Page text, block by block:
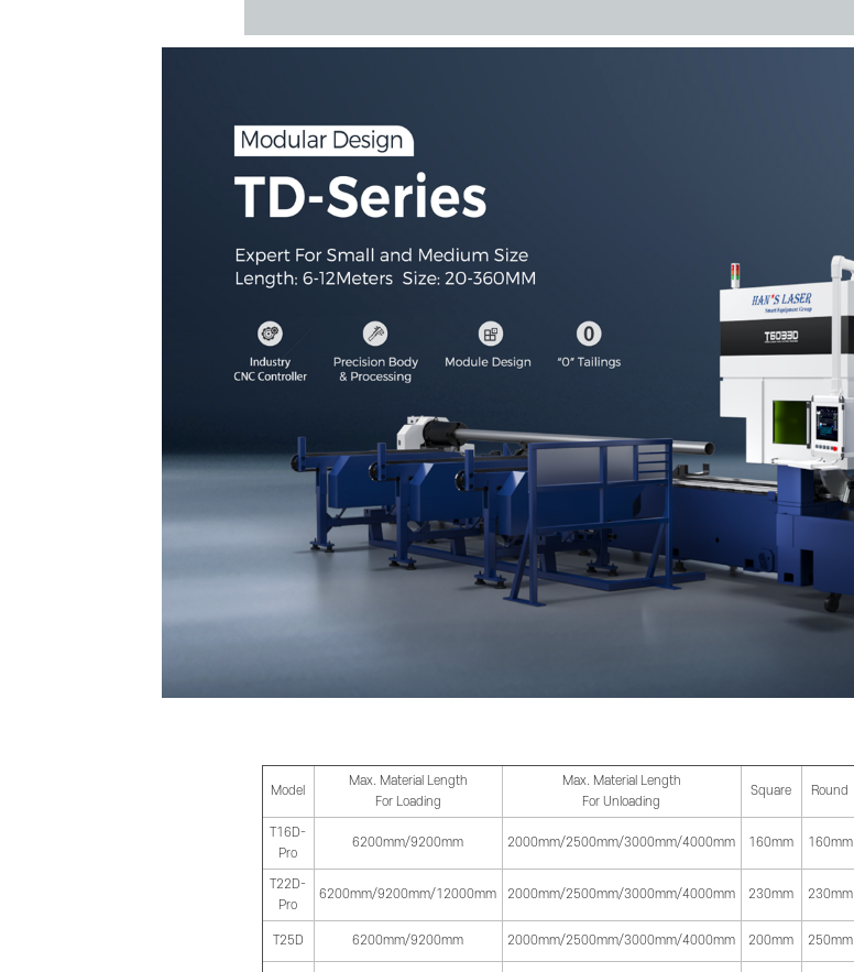
Model
Max. Material Length
For Loading
Max. Material Length
For Unloading
Square Round
T16D-
Pro
6200mm/9200mm 2000mm/2500mm/3000mm/4000mm 160mm 160mm
T22D-
Pro
6200mm/9200mm/12000mm 2000mm/2500mm/3000mm/4000mm 230mm 230mm
T25D 6200mm/9200mm 2000mm/2500mm/3000mm/4000mm 200mm 250mm